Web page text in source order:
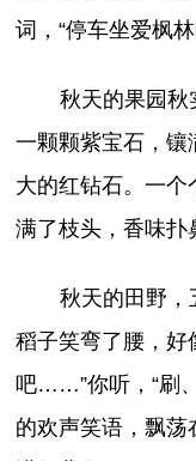
词，“停车坐爱枫
秋天的果园秋
一颗颗紫宝石，镶
大的红钻石。一个
满了枝头，香味
秋天的田野，
稻子笑弯了腰，好
吧……”你听，“刷
的欢声笑语，飘荡